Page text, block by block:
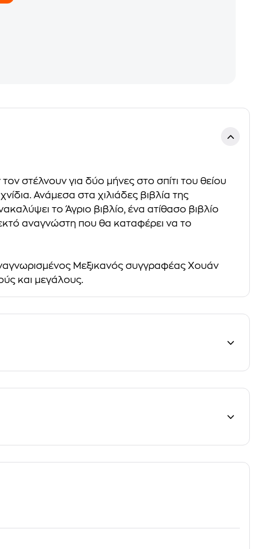
στέλνουν για δύο μήνες στο σπίτι του θείου
Ανάμεσα στα χιλιάδες βιβλία της
το Άγριο βιβλίο, ένα ατίθασο βιβλίο
αναγνώστη που θα καταφέρει να το
Μεξικανός συγγραφέας Χουάν
και μεγάλους.